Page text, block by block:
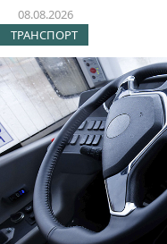
08.08.2026
ТРАНСПОРТ